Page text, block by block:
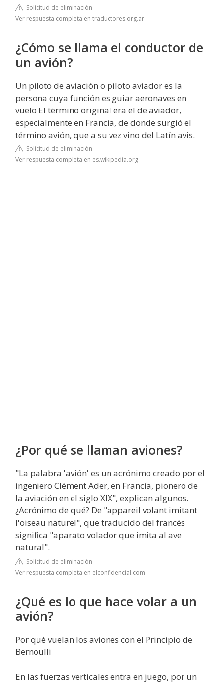
Solicitud de eliminación
Ver respuesta completa en traductores.org.ar
¿Cómo se llama el conductor de
un avión?
Un piloto de aviación o piloto aviador es la
persona cuya función es guiar aeronaves en
vuelo​ El término original era el de aviador,
especialmente en Francia, de donde surgió el
término avión, que a su vez vino del Latín avis.
Solicitud de eliminación
Ver respuesta completa en es.wikipedia.org
¿Por qué se llaman aviones?
"La palabra 'avión' es un acrónimo creado por el
ingeniero Clément Ader, en Francia, pionero de
la aviación en el siglo XIX", explican algunos.
¿Acrónimo de qué? De "appareil volant imitant
l'oiseau naturel", que traducido del francés
significa "aparato volador que imita al ave
natural".
Solicitud de eliminación
Ver respuesta completa en elconfidencial.com
¿Qué es lo que hace volar a un
avión?
Por qué vuelan los aviones con el Principio de
Bernoulli
En las fuerzas verticales entra en juego, por un